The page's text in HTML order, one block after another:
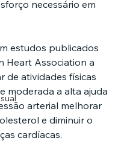
necessário em
estudos publicados
Heart Association a
de atividades físicas
moderada a alta ajuda
arterial melhorar
e diminuir o
cardíacas.